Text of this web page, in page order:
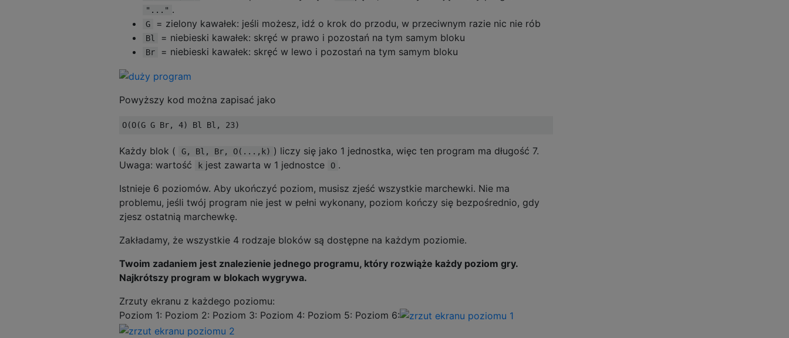
"..." .
G = zielony kawałek: jeśli możesz, idź o krok do przodu, w przeciwnym razie nic nie rób
Bl = niebieski kawałek: skręć w prawo i pozostań na tym samym bloku
Br = niebieski kawałek: skręć w lewo i pozostań na tym samym bloku
Powyższy kod można zapisać jako
Każdy blok ( G, Bl, Br, O(...,k) ) liczy się jako 1 jednostka, więc ten program ma długość 7.
Uwaga: wartość
k jest zawarta w 1 jednostce O .
Istnieje 6 poziomów. Aby ukończyć poziom, musisz zjeść wszystkie marchewki. Nie ma
problemu, jeśli twój program nie jest w pełni wykonany, poziom kończy się bezpośrednio, gdy
zjesz ostatnią marchewkę.
Zakładamy, że wszystkie 4 rodzaje bloków są dostępne na każdym poziomie.
Twoim zadaniem jest znalezienie jednego programu, który rozwiąże każdy poziom gry.
Najkrótszy program w blokach wygrywa.
Zrzuty ekranu z każdego poziomu:
Poziom 1: Poziom 2: Poziom 3: Poziom 4: Poziom 5: Poziom 6: